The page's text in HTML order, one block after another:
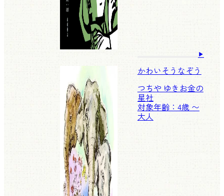
かわいそうなぞう
つちや ゆきお金の
星社
対象年齢：4歳 〜
大人